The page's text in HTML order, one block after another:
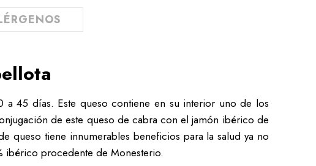
45 días. Este queso contiene en su interior uno de los
de este queso de cabra con el jamón ibérico de
queso tiene innumerables beneficios para la salud ya no
ibérico procedente de Monesterio.